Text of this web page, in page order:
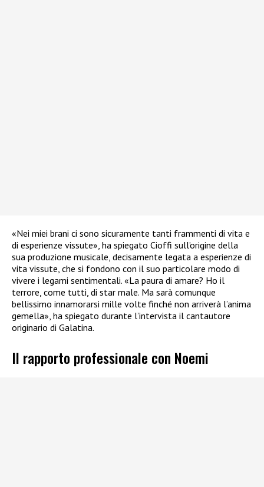
«Nei miei brani ci sono sicuramente tanti frammenti di vita e
di esperienze vissute», ha spiegato Cioffi sull’origine della
sua produzione musicale, decisamente legata a esperienze di
vita vissute, che si fondono con il suo particolare modo di
vivere i legami sentimentali. «La paura di amare? Ho il
terrore, come tutti, di star male. Ma sarà comunque
bellissimo innamorarsi mille volte finché non arriverà l’anima
gemella», ha spiegato durante l’intervista il cantautore
originario di Galatina.
Il rapporto professionale con Noemi